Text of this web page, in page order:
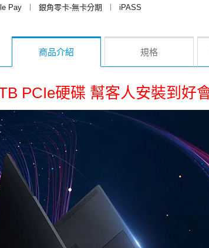
Pay 銀角零卡-無卡分期
iPASS
商品介紹 規格
PCIe硬碟 幫客人安裝到好